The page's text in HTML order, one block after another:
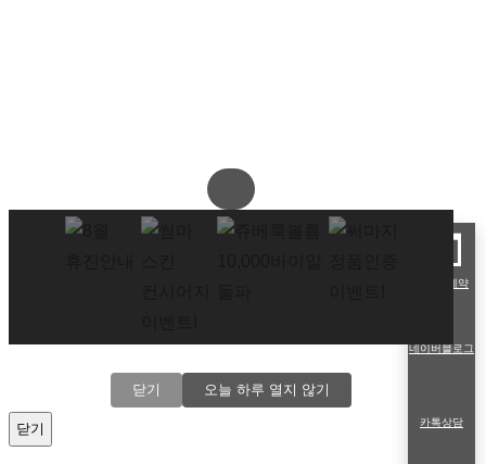
네이버예약
네이버블로그
카톡상담
닫기 오늘 하루 열지 않기
닫기